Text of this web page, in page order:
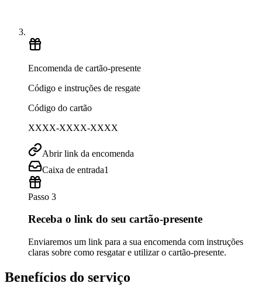
Encomenda de cartão-presente
Código e instruções de resgate
Código do cartão
XXXX-XXXX-XXXX
Abrir link da encomenda
Caixa de entrada1
Passo 3
Receba o link do seu cartão-presente
Enviaremos um link para a sua encomenda com instruções
claras sobre como resgatar e utilizar o cartão-presente.
Benefícios do serviço